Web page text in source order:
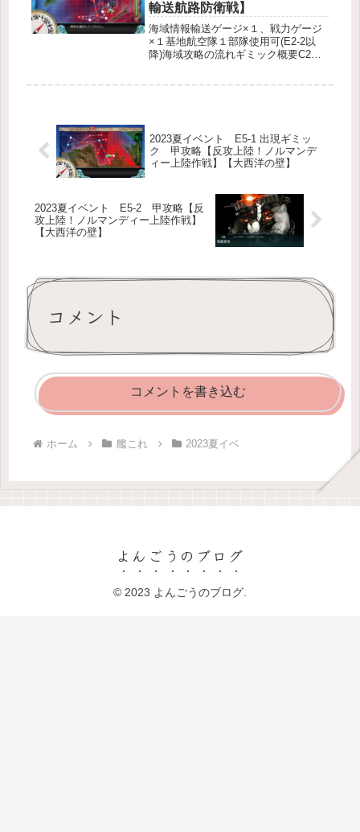
輸送航路防衛戦】
海域情報輸送ゲージ×１、戦力ゲージ
×１基地航空隊１部隊使用可(E2-2以
降)海域攻略の流れギミック概要C2マ
2023夏イベント E5-1 出現ギミッ
ク 甲攻略【反攻上陸！ノルマンデ
ィー上陸作戦】【大西洋の壁】
2023夏イベント E5-2 甲攻略【反
攻上陸！ノルマンディー上陸作戦】
【大西洋の壁】
コメント
コメントを書き込む
ホーム 艦これ 2023夏イベ
よんごうのブログ
© 2023 よんごうのブログ.